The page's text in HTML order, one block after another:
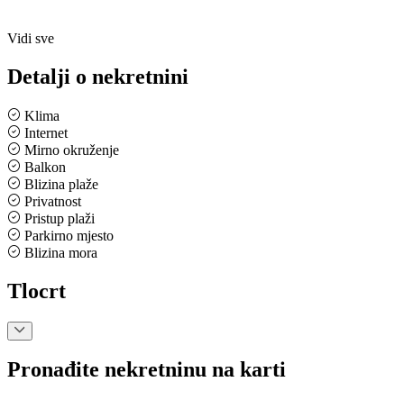
Vidi sve
Detalji o nekretnini
Klima
Internet
Mirno okruženje
Balkon
Blizina plaže
Privatnost
Pristup plaži
Parkirno mjesto
Blizina mora
Tlocrt
Pronađite nekretninu na karti